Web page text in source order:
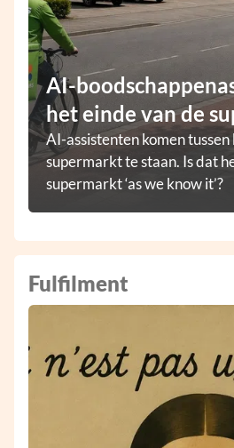
AI-
het einde van de
AI-assistenten komen tussen
supermarkt te staan. Is dat
supermarkt ‘as we know it’?
Fulfilment